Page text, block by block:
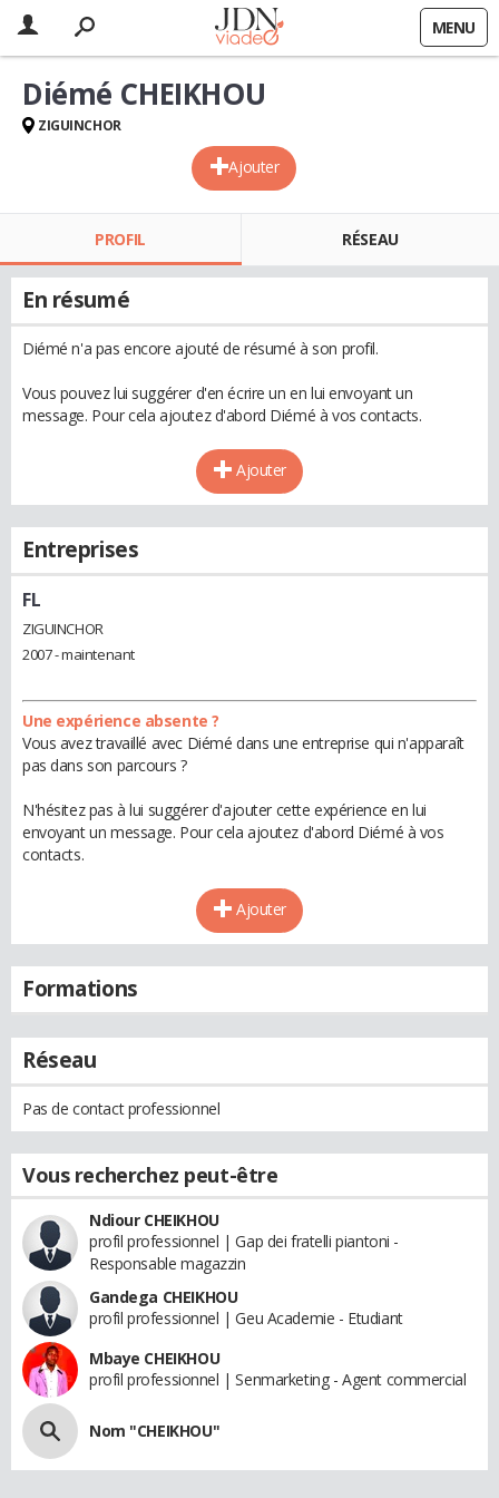
MENU
Ajouter
Diémé CHEIKHOU
ZIGUINCHOR
PROFIL RÉSEAU
En résumé
Diémé n'a pas encore ajouté de résumé à son profil.
Vous pouvez lui suggérer d'en écrire un en lui envoyant un
message. Pour cela ajoutez d'abord Diémé à vos contacts.
Ajouter
Entreprises
FL
ZIGUINCHOR
2007 - maintenant
Une expérience absente ?
Vous avez travaillé avec Diémé dans une entreprise qui n'apparaît
pas dans son parcours ?
N'hésitez pas à lui suggérer d'ajouter cette expérience en lui
envoyant un message. Pour cela ajoutez d'abord Diémé à vos
contacts.
Ajouter
Formations
Réseau
Pas de contact professionnel
Vous recherchez peut-être
Ndiour CHEIKHOU
profil professionnel | Gap dei fratelli piantoni -
Responsable magazzin
Gandega CHEIKHOU
profil professionnel | Geu Academie - Etudiant
Mbaye CHEIKHOU
profil professionnel | Senmarketing - Agent commercial
Nom "CHEIKHOU"